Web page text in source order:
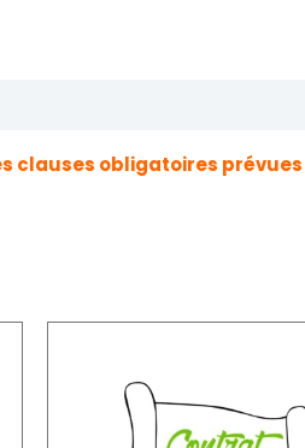
clauses obligatoires
à